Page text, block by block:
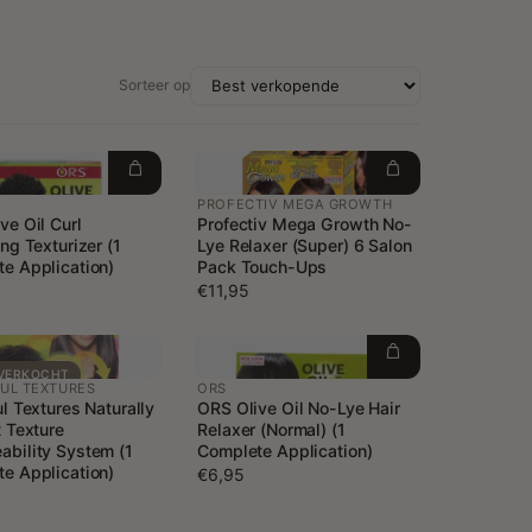
Sorteer op
Oil Curl
Texturizer (1
Application)
PROFECTIV MEGA GROWTH
Profectiv Mega Growth No-
Lye Relaxer (Super) 6 Salon
Pack Touch-Ups
€11,95
TEXTURES
Textures Naturally
Texture
System (1
Application)
ORS
ORS Olive Oil No-Lye Hair
Relaxer (Normal) (1
Complete Application)
€6,95